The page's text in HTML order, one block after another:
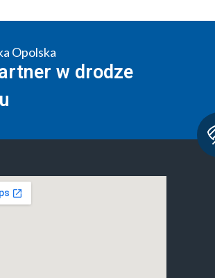
Opolska
w drodze